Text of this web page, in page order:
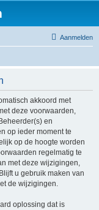
Aanmelden
akkoord met
deze voorwaarden,
en
op ieder moment te
op de hoogte worden
regelmatig te
met deze wijzigingen,
u gebruik maken van
de wijzigingen.
oplossing dat is